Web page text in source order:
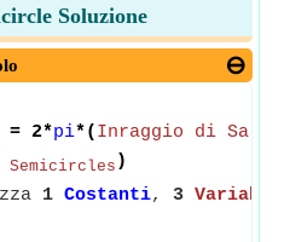
Soluzione
= 2*pi*( Inraggio di
Semicircles )
1 Costanti, 3